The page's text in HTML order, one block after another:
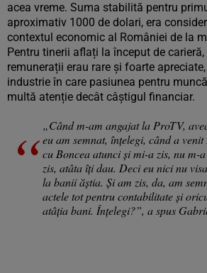
acea vreme. Suma stabilită pentru
aproximativ 1000 de dolari, era
contextul economic al României de la
Pentru tinerii aflați la început de carieră,
remunerații erau rare și foarte
industrie în care pasiunea pentru
multă atenție decât câștigul financiar.
„Când m-am angajat la ProTV,
eu am semnat, înțelegi, când a
cu Boncea atunci și mi-a zis, nu m-
zis, atâta îți dau. Deci eu nici nu
la banii ăștia. Și am zis, da, am
actele tot pentru contabilitate și
atâția bani. Înțelegi?”, a spus